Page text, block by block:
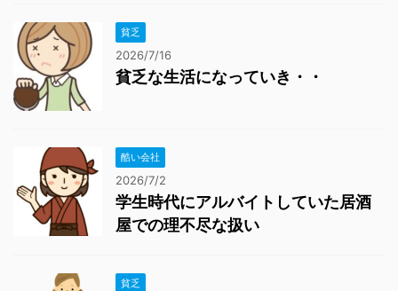
貧乏
2026/7/16
貧乏な生活になっていき・・
酷い会社
2026/7/2
学生時代にアルバイトしていた居酒
屋での理不尽な扱い
貧乏